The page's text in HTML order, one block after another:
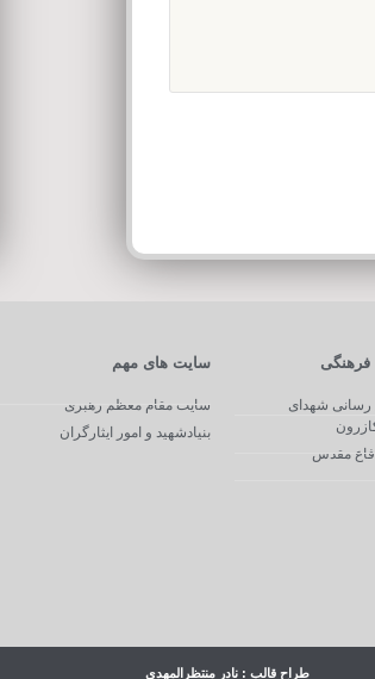
رسانی شهدای
مقدس
سایت های مهم
سایت مقام معظم رهبری
بنیادشهید و امور ایثارگران
طراح قالب : نادر منتظرالمهدی